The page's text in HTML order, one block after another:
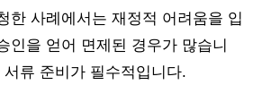
한 사례에서는 재정적 어려움을 입
인을 얻어 면제된 경우가 많습니
류 준비가 필수적입니다.